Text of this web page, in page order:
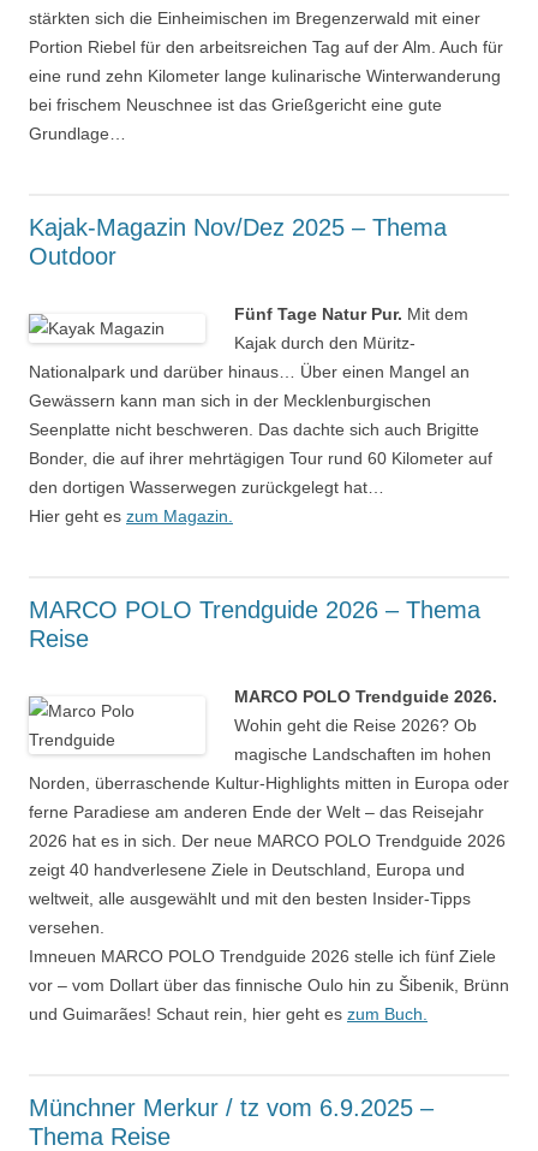
stärkten sich die Einheimischen im Bregenzerwald mit einer
Portion Riebel für den arbeitsreichen Tag auf der Alm. Auch für
eine rund zehn Kilometer lange kulinarische Winterwanderung
bei frischem Neuschnee ist das Grießgericht eine gute
Grundlage…
Kajak-Magazin Nov/Dez 2025 – Thema
Outdoor
Fünf Tage Natur Pur. Mit dem
Kajak durch den Müritz-
Nationalpark und darüber hinaus… Über einen Mangel an
Gewässern kann man sich in der Mecklenburgischen
Seenplatte nicht beschweren. Das dachte sich auch Brigitte
Bonder, die auf ihrer mehrtägigen Tour rund 60 Kilometer auf
den dortigen Wasserwegen zurückgelegt hat…
Hier geht es zum Magazin.
MARCO POLO Trendguide 2026 – Thema
Reise
MARCO POLO Trendguide 2026.
Wohin geht die Reise 2026? Ob
magische Landschaften im hohen
Norden, überraschende Kultur-Highlights mitten in Europa oder
ferne Paradiese am anderen Ende der Welt – das Reisejahr
2026 hat es in sich. Der neue MARCO POLO Trendguide 2026
zeigt 40 handverlesene Ziele in Deutschland, Europa und
weltweit, alle ausgewählt und mit den besten Insider-Tipps
versehen.
Imneuen MARCO POLO Trendguide 2026 stelle ich fünf Ziele
vor – vom Dollart über das finnische Oulo hin zu Šibenik, Brünn
und Guimarães! Schaut rein, hier geht es zum Buch.
Münchner Merkur / tz vom 6.9.2025 –
Thema Reise